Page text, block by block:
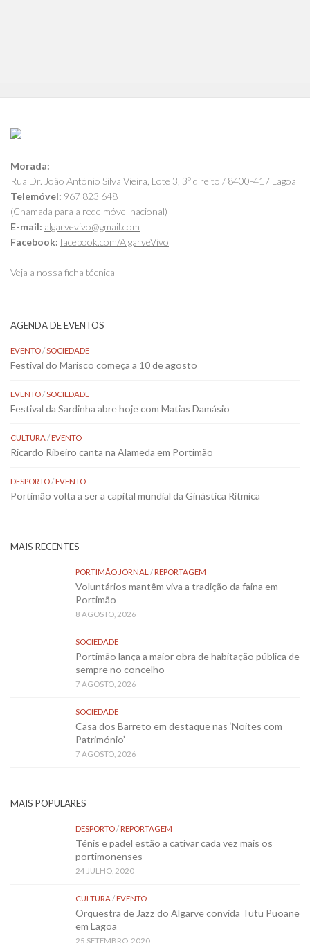
Morada:
Rua Dr. João António Silva Vieira, Lote 3, 3º direito / 8400-417 Lagoa
Telemóvel: 967 823 648
(Chamada para a rede móvel nacional)
E-mail: algarvevivo@gmail.com
Facebook: facebook.com/AlgarveVivo
Veja a nossa ficha técnica
AGENDA DE EVENTOS
EVENTO/SOCIEDADE
Festival do Marisco começa a 10 de agosto
EVENTO/SOCIEDADE
Festival da Sardinha abre hoje com Matias Damásio
CULTURA/EVENTO
Ricardo Ribeiro canta na Alameda em Portimão
DESPORTO/EVENTO
Portimão volta a ser a capital mundial da Ginástica Rítmica
MAIS RECENTES
PORTIMÃO JORNAL /REPORTAGEM
Voluntários mantêm viva a tradição da faina em
Portimão
8 AGOSTO, 2026
SOCIEDADE
Portimão lança a maior obra de habitação pública de
sempre no concelho
7 AGOSTO, 2026
SOCIEDADE
Casa dos Barreto em destaque nas ‘Noites com
Património’
7 AGOSTO, 2026
MAIS POPULARES
DESPORTO/REPORTAGEM
Ténis e padel estão a cativar cada vez mais os
portimonenses
24 JULHO, 2020
CULTURA/EVENTO
Orquestra de Jazz do Algarve convida Tutu Puoane
em Lagoa
25 SETEMBRO, 2020